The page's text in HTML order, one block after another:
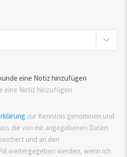
eine Notiz hinzufügen
eine Notiz hinzufügen
zur Kenntnis genommen und
die von mir angegebenen Daten
und an den
weitergegeben werden, wenn ich